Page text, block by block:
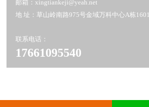
邮箱：xingtiankeji@yeah.net
地 址：草山岭南路975号金域万科中心A栋1601
联系电话：
17661095540